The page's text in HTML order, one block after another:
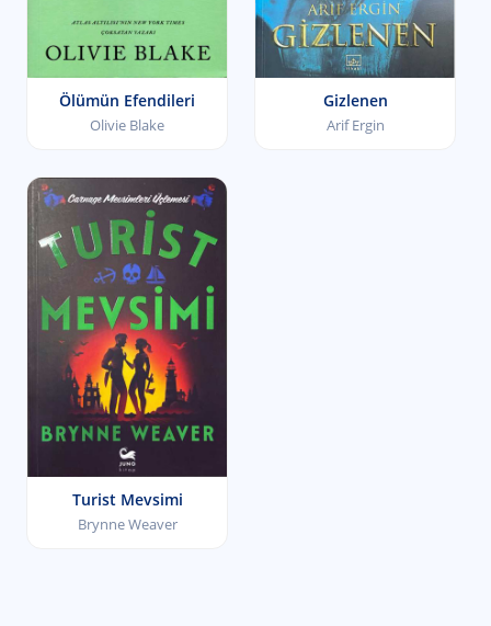
Ölümün Efendileri
Olivie Blake
Gizlenen
Arif Ergin
Turist Mevsimi
Brynne Weaver